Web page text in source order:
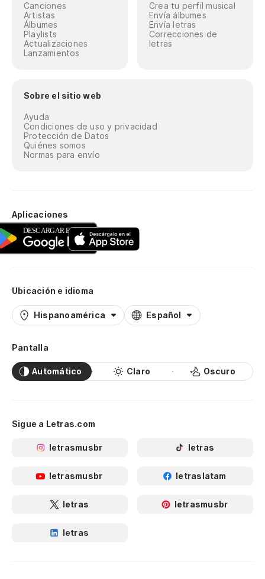
Canciones
Artistas
Álbumes
Playlists
Actualizaciones
Lanzamientos
Crea tu perfil musical
Envía álbumes
Envía letras
Correcciones de
letras
Sobre el sitio web
Ayuda
Condiciones de uso y privacidad
Protección de Datos
Quiénes somos
Normas para envío
Aplicaciones
Ubicación e idioma
Hispanoamérica Español
Pantalla
Automático Claro Oscuro
Sigue a Letras.com
letrasmusbr letras
letrasmusbr letraslatam
letras letrasmusbr
letras